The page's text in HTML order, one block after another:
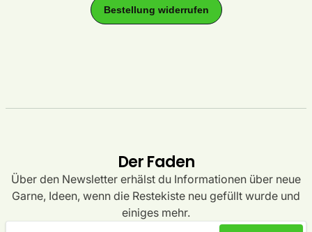
Der Faden
Über den Newsletter erhälst du Informationen über neue
Garne, Ideen, wenn die Restekiste neu gefüllt wurde und
einiges mehr.